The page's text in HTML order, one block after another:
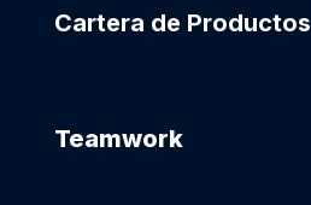
Cartera de Productos
Teamwork